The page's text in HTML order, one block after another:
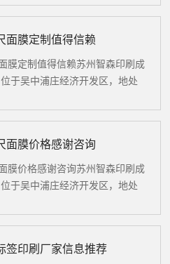
工70余人，是苏州地区相关行
面膜定制值得信赖
膜定制值得信赖苏州智森印刷成
于吴中浦庄经济开发区，地处
工70余人，是苏州地区相关行
面膜价格感谢咨询
膜价格感谢咨询苏州智森印刷成
于吴中浦庄经济开发区，地处
工70余人，是苏州地区相关行
签印刷厂家信息推荐